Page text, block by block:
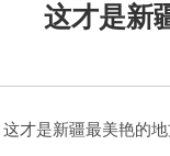
这才是新
这才是新疆最美艳的